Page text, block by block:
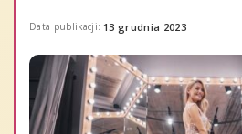
Data publikacji: 13 grudnia 2023